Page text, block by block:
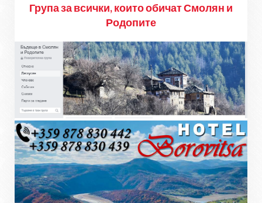
Група за всички, които обичат Смолян и
Родопите